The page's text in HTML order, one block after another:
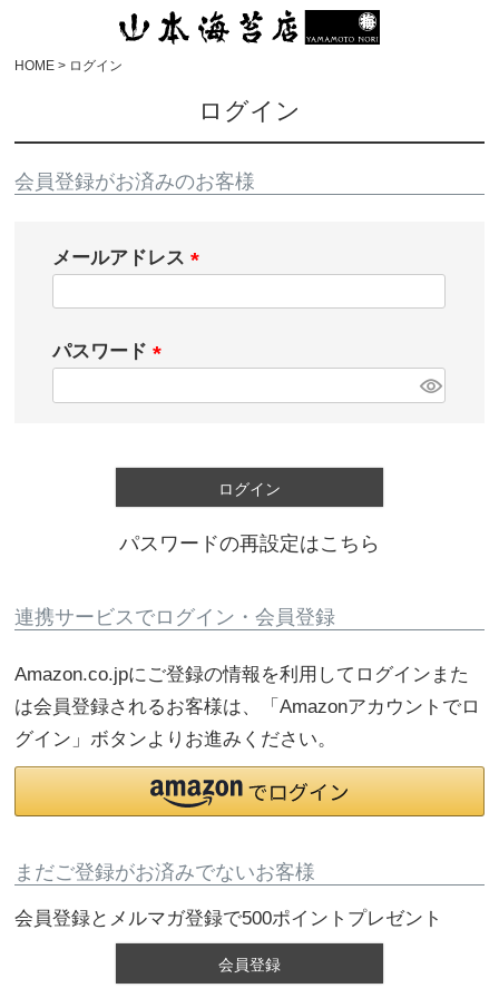
HOME ログイン
ログイン
会員登録がお済みのお客様
メールアドレス
パスワード
ログイン
パスワードの再設定はこちら
連携サービスでログイン・会員登録
Amazon.co.jpにご登録の情報を利用してログインまた
は会員登録されるお客様は、「Amazonアカウントでロ
グイン」ボタンよりお進みください。
まだご登録がお済みでないお客様
会員登録とメルマガ登録で500ポイントプレゼント
会員登録